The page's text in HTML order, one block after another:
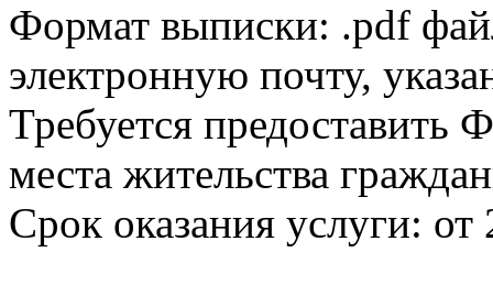
Формат выписки: .pdf
электронную почту,
Требуется
места жительства
Срок оказания услуги: от